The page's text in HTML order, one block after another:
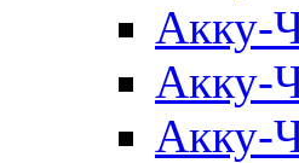
Акку-
Акку-
Акку-